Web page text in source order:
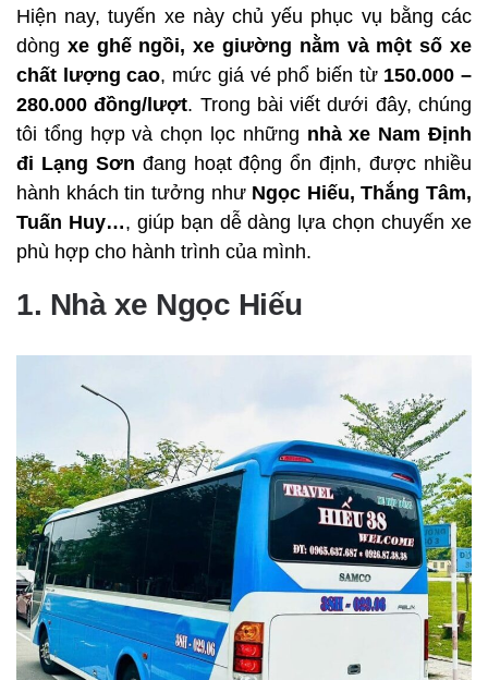
Hiện nay, tuyến xe này chủ yếu phục vụ bằng các
dòng xe ghế ngồi, xe giường nằm và một số xe
chất lượng cao, mức giá vé phổ biến từ 150.000 –
280.000 đồng/lượt. Trong bài viết dưới đây, chúng
tôi tổng hợp và chọn lọc những nhà xe Nam Định
đi Lạng Sơn đang hoạt động ổn định, được nhiều
hành khách tin tưởng như Ngọc Hiếu, Thắng Tâm,
Tuấn Huy…, giúp bạn dễ dàng lựa chọn chuyến xe
phù hợp cho hành trình của mình.
1. Nhà xe Ngọc Hiếu